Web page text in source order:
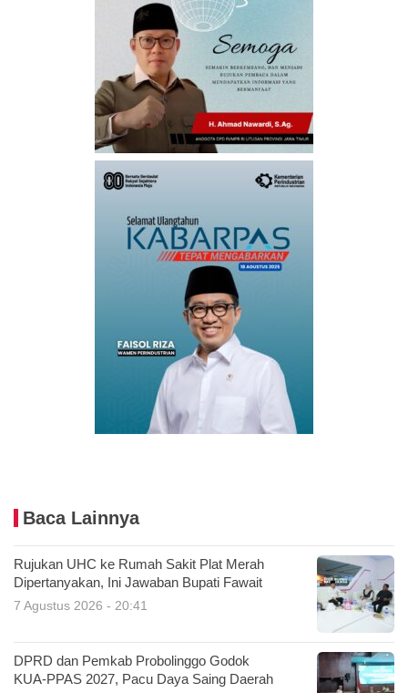
Baca Lainnya
Rujukan UHC ke Rumah Sakit Plat Merah
Dipertanyakan, Ini Jawaban Bupati Fawait
7 Agustus 2026 - 20:41
DPRD dan Pemkab Probolinggo Godok
KUA-PPAS 2027, Pacu Daya Saing Daerah